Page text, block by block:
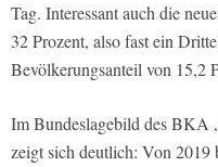
Tag. Interessant auch die
32 Prozent, also fast ein
Bevölkerungsanteil von 15,2
Im Bundeslagebild des BKA
zeigt sich deutlich: Von 2019